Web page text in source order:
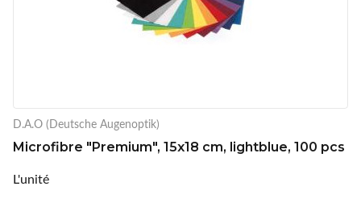
D.A.O (Deutsche Augenoptik)
Microfibre "Premium", 15x18 cm, lightblue, 100 pcs
L'unité